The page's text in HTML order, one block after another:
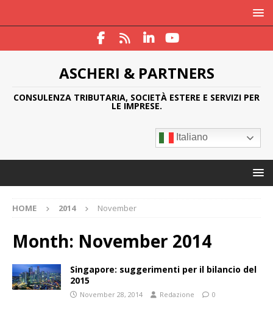
ASCHERI & PARTNERS
CONSULENZA TRIBUTARIA, SOCIETÀ ESTERE E SERVIZI PER
LE IMPRESE.
Italiano
HOME 2014 November
Month: November 2014
Singapore: suggerimenti per il bilancio del
2015
November 28, 2014 Redazione 0